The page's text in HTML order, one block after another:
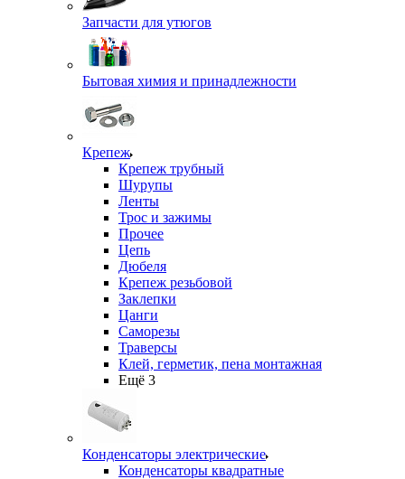
Запчасти для утюгов
Бытовая химия и принадлежности
Крепеж
Крепеж трубный
Шурупы
Ленты
Трос и зажимы
Прочее
Цепь
Дюбеля
Крепеж резьбовой
Заклепки
Цанги
Саморезы
Траверсы
Клей, герметик, пена монтажная
Ещё 3
Конденсаторы электрические
Конденсаторы квадратные